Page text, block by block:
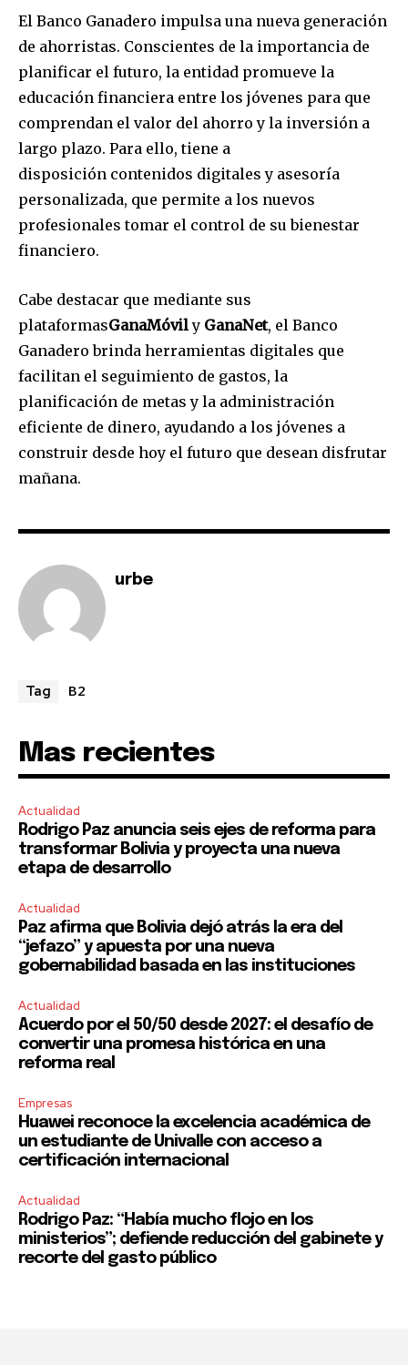
SUBSCRIBE
I've read and accept the Privacy Policy.
El Banco Ganadero impulsa una nueva generación
de ahorristas. Conscientes de la importancia de
planificar el futuro, la entidad promueve la
educación financiera entre los jóvenes para que
comprendan el valor del ahorro y la inversión a
largo plazo. Para ello, tiene a
disposición contenidos digitales y asesoría
personalizada, que permite a los nuevos
profesionales tomar el control de su bienestar
financiero.
Cabe destacar que mediante sus
plataformasGanaMóvily GanaNet, el Banco
Ganadero brinda herramientas digitales que
facilitan el seguimiento de gastos, la
planificación de metas y la administración
eficiente de dinero, ayudando a los jóvenes a
construir desde hoy el futuro que desean disfrutar
mañana.
urbe
Tag B2
Mas recientes
Actualidad
Rodrigo Paz anuncia seis ejes de reforma para
transformar Bolivia y proyecta una nueva
etapa de desarrollo
Actualidad
Paz afirma que Bolivia dejó atrás la era del
“jefazo” y apuesta por una nueva
gobernabilidad basada en las instituciones
Actualidad
Acuerdo por el 50/50 desde 2027: el desafío de
convertir una promesa histórica en una
reforma real
Empresas
Huawei reconoce la excelencia académica de
un estudiante de Univalle con acceso a
certificación internacional
Actualidad
Rodrigo Paz: “Había mucho flojo en los
ministerios”; defiende reducción del gabinete y
recorte del gasto público